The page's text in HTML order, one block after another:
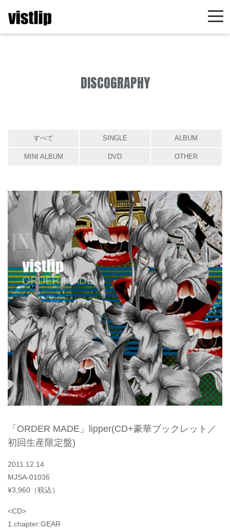
DISCOGRAPHY
すべて SINGLE ALBUM
MINI ALBUM DVD OTHER
「ORDER MADE」lipper(CD+豪華ブックレット／
初回生産限定盤)
2011.12.14
MJSA-01036
¥3,960（税込）
<CD>
1.chapter:GEAR